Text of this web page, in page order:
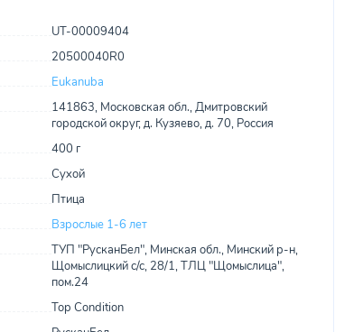
UT-00009404
20500040R0
Eukanuba
141863, Московская обл., Дмитровский
городской округ, д. Кузяево, д. 70, Россия
400 г
Сухой
Птица
Взрослые 1-6 лет
ТУП "РусканБел", Минская обл., Минский р-н,
Щомыслицкий с/с, 28/1, ТЛЦ "Щомыслица",
пом.24
Top Condition